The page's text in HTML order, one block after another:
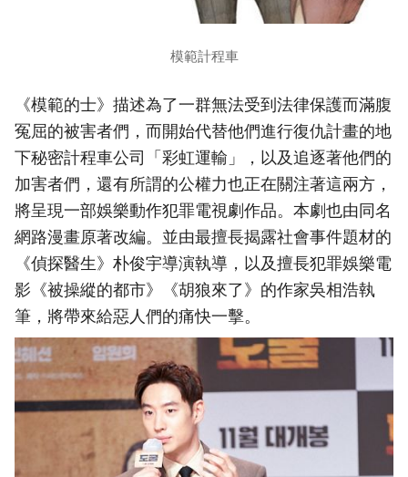
模範計程車
《模範的士》描述為了一群無法受到法律保護而滿腹
冤屈的被害者們，而開始代替他們進行復仇計畫的地
下秘密計程車公司「彩虹運輸」，以及追逐著他們的
加害者們，還有所謂的公權力也正在關注著這兩方，
將呈現一部娛樂動作犯罪電視劇作品。本劇也由同名
網路漫畫原著改編。並由最擅長揭露社會事件題材的
《偵探醫生》朴俊宇導演執導，以及擅長犯罪娛樂電
影《被操縱的都市》《胡狼來了》的作家吳相浩執
筆，將帶來給惡人們的痛快一擊。